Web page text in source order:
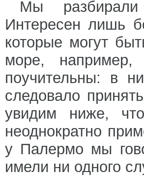
Мы
Интересен лишь
которые могут
море,
поучительны: в
следовало
увидим ниже,
неоднократно
у Палермо мы
имели ни одного